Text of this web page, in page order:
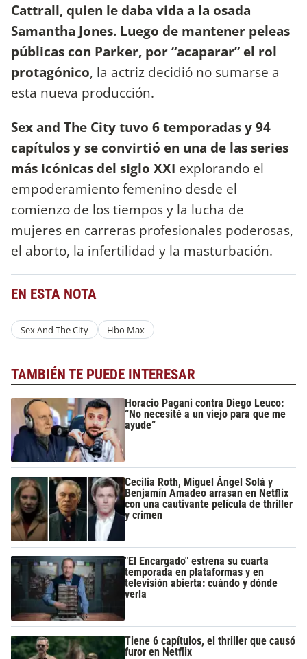
Cattrall, quien le daba vida a la osada
Samantha Jones. Luego de mantener peleas
públicas con Parker, por “acaparar” el rol
protagónico, la actriz decidió no sumarse a
esta nueva producción.
Sex and The City tuvo 6 temporadas y 94
capítulos y se convirtió en una de las series
más icónicas del siglo XXI explorando el
empoderamiento femenino desde el
comienzo de los tiempos y la lucha de
mujeres en carreras profesionales poderosas,
el aborto, la infertilidad y la masturbación.
EN ESTA NOTA
Sex And The City Hbo Max
TAMBIÉN TE PUEDE INTERESAR
Horacio Pagani contra Diego Leuco:
“No necesité a un viejo para que me
ayude”
Cecilia Roth, Miguel Ángel Solá y
Benjamín Amadeo arrasan en Netflix
con una cautivante película de thriller
y crimen
"El Encargado" estrena su cuarta
temporada en plataformas y en
televisión abierta: cuándo y dónde
verla
Tiene 6 capítulos, el thriller que causó
furor en Netflix